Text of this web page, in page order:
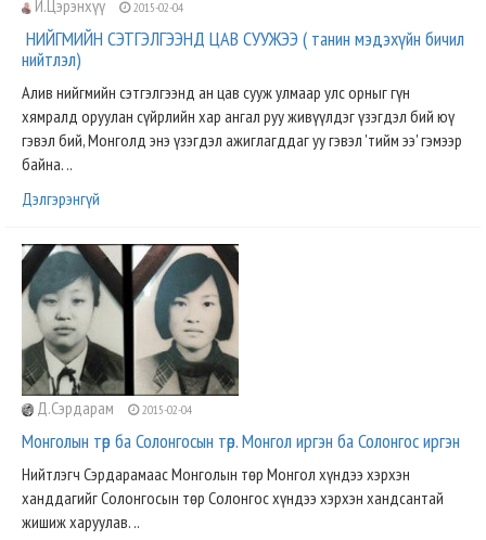
И.Цэрэнхүү 2015-02-04
НИЙГМИЙН СЭТГЭЛГЭЭНД ЦАВ СУУЖЭЭ ( танин мэдэхүйн бичил
нийтлэл)
Алив нийгмийн сэтгэлгээнд ан цав сууж улмаар улс орныг гүн
хямралд оруулан сүйрлийн хар ангал руу живүүлдэг үзэгдэл бий юү
гэвэл бий, Монголд энэ үзэгдэл ажиглагддаг уу гэвэл 'тийм ээ' гэмээр
байна. ..
Дэлгэрэнгүй
Д.Сэрдарам 2015-02-04
Монголын төр ба Солонгосын төр. Монгол иргэн ба Солонгос иргэн
Нийтлэгч Сэрдарамаас Монголын төр Монгол хүндээ хэрхэн
ханддагийг Солонгосын төр Солонгос хүндээ хэрхэн хандсантай
жишиж харуулав. ..